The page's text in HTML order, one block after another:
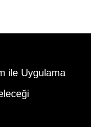
ile Uygulama